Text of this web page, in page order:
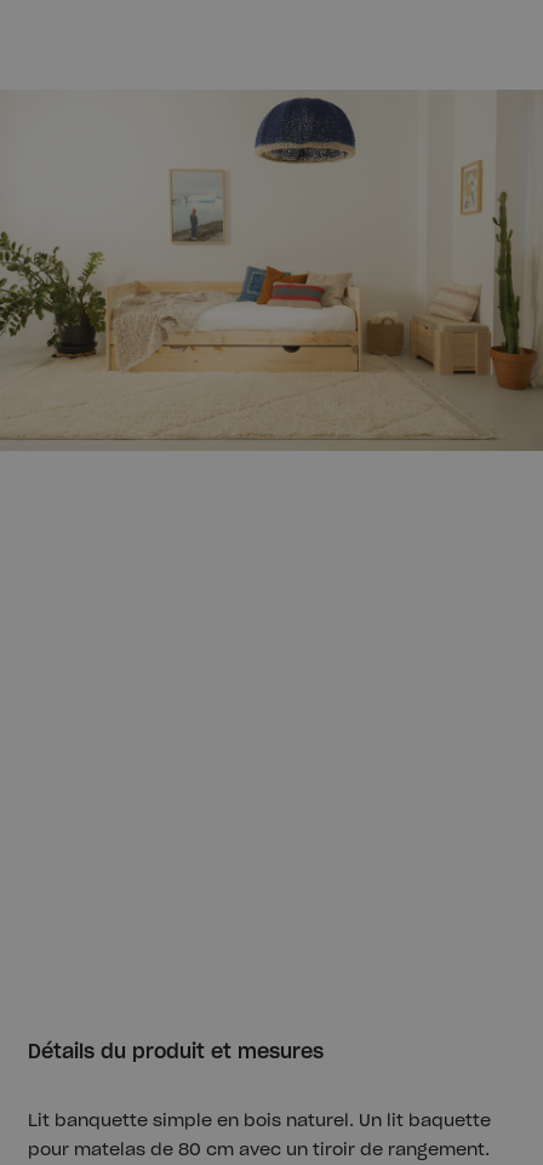
Détails du produit et mesures
Lit banquette simple en bois naturel. Un lit baquette
pour matelas de 80 cm avec un tiroir de rangement.